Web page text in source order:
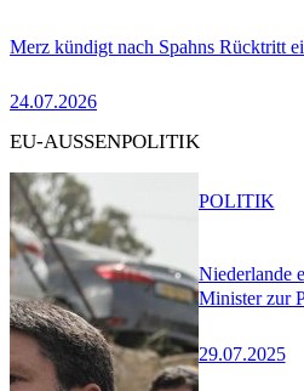
Merz kündigt nach Spahns Rücktritt
24.07.2026
EU-AUSSENPOLITIK
Niederlande
Minister zur
29.07.2025
POLITIK